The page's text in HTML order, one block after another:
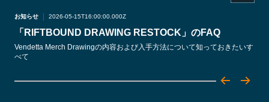
お知らせ 2026-05-15T16:00:00.000Z
「RIFTBOUND DRAWING RESTOCK」のFAQ
Vendetta Merch Drawingの内容および入手方法について知っておきたいす
べて